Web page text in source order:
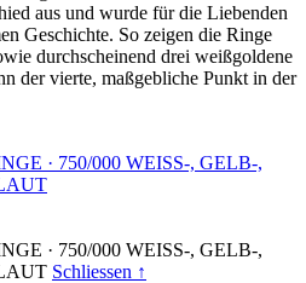
aus und wurde für die Liebenden
Geschichte. So zeigen die Ringe
durchscheinend drei weißgoldene
der vierte, maßgebliche Punkt in der
· 750/000 WEISS-, GELB-,
· 750/000 WEISS-, GELB-,
Schliessen ↑